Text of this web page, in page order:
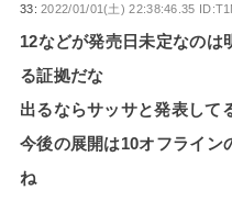
33:2022/01/01(土) 22:38:46.35
12などが発売日未定なのは
る証拠だな
出るならサッサと発表して
今後の展開は10オフライン
ね